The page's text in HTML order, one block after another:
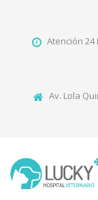
Atención 24
Av. Lola